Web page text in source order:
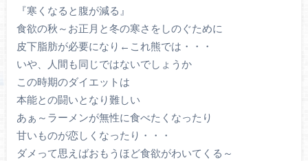
『寒くなると腹が減る』
食欲の秋～お正月と冬の寒さをしのぐために
皮下脂肪が必要になり←これ熊では・・・
いや、人間も同じではないでしょうか
この時期のダイエットは
本能との闘いとなり難しい
あぁ～ラーメンが無性に食べたくなったり
甘いものが恋しくなったり・・・
ダメって思えばおもうほど食欲がわいてくる～